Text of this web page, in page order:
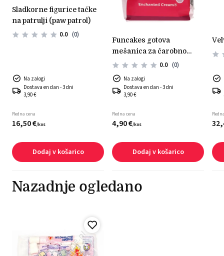
sladkorne figurice tačke
na patrulji (paw patrol)
0.0 (0)
Na zalogi
Dostava en dan - 3 dni
3,90 €
Redna cena
16,50€/kos
Dodaj v košarico
funcakes gotova
mešanica za čarobno
kremo 200g 0.0 (0)
Na zalogi
Dostava en dan - 3 dni
3,90 €
Redna cena
4,90€/kos
Dodaj v košarico
32,
Nazadnje ogledano